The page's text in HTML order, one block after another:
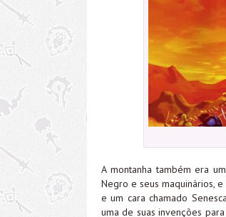
A montanha também era
Negro e seus maquinários,
e um cara chamado
uma de suas invenções